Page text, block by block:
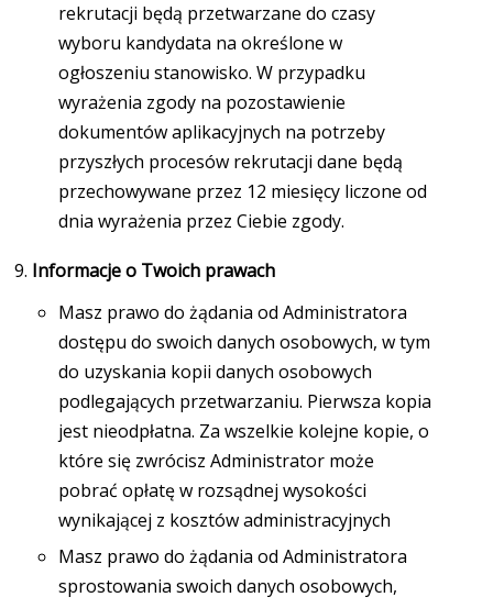
rekrutacji będą przetwarzane do czasy
wyboru kandydata na określone w
ogłoszeniu stanowisko. W przypadku
wyrażenia zgody na pozostawienie
dokumentów aplikacyjnych na potrzeby
przyszłych procesów rekrutacji dane będą
przechowywane przez 12 miesięcy liczone od
dnia wyrażenia przez Ciebie zgody.
Informacje o Twoich prawach
Masz prawo do żądania od Administratora
dostępu do swoich danych osobowych, w tym
do uzyskania kopii danych osobowych
podlegających przetwarzaniu. Pierwsza kopia
jest nieodpłatna. Za wszelkie kolejne kopie, o
które się zwrócisz Administrator może
pobrać opłatę w rozsądnej wysokości
wynikającej z kosztów administracyjnych
Masz prawo do żądania od Administratora
sprostowania swoich danych osobowych,